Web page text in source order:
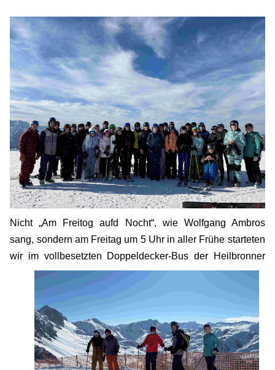
Nicht „Am Freitog aufd Nocht“, wie Wolfgang Ambros
sang, sondern am Freitag um 5 Uhr in aller Frühe starteten
wir im vollbesetzten Doppeldecker-Bus der Heilbronner